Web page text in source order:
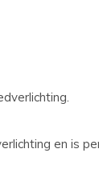
en is